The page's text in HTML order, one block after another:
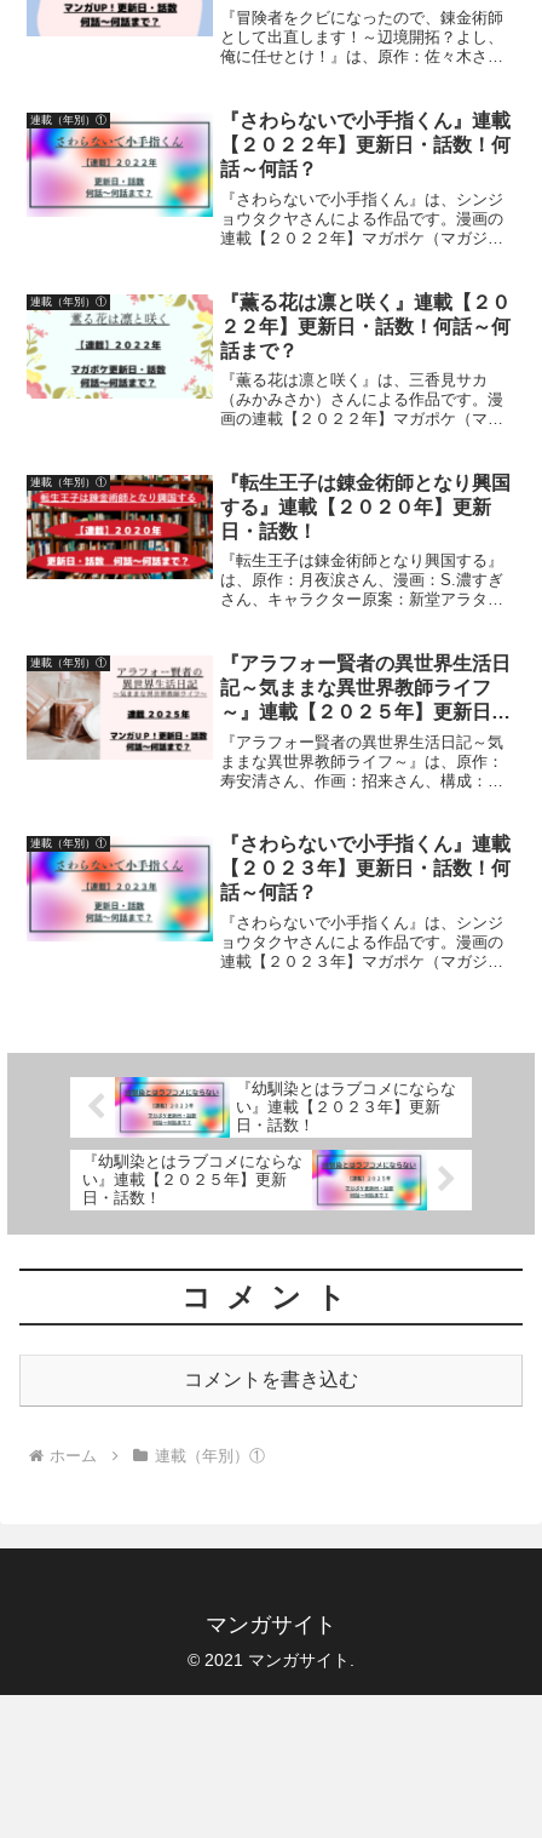
『冒険者をクビになったので、錬金術師
として出直します！～辺境開拓？よし、
俺に任せとけ！』は、原作：佐々木さざ
原案：あれっくすさんによる作品です。
漫画の連載【２０２３年】...
連載（年別）①
『さわらないで小手指くん』連載
【２０２２年】更新日・話数！何
話～何話？
『さわらないで小手指くん』は、シンジ
ョウタクヤさんによる作品です。漫画の
連載【２０２２年】マガポケ（マガジン
連載（年別）①
『薫る花は凛と咲く』連載【２０
２２年】更新日・話数！何話～何
話まで？
『薫る花は凛と咲く』は、三香見サカ
（みかみさか）さんによる作品です。漫
画の連載【２０２２年】マガポケ（マガ
連載（年別）①
『転生王子は錬金術師となり興国
する』連載【２０２０年】更新
日・話数！
『転生王子は錬金術師となり興国する』
は、原作：月夜涙さん、漫画：S.濃すぎ
さん、キャラクター原案：新堂アラタさ
て、詳しく紹介しています
連載（年別）①
『アラフォー賢者の異世界生活日
記～気ままな異世界教師ライフ
～』連載【２０２５年】更新日・
話数
『アラフォー賢者の異世界生活日記～気
ままな異世界教師ライフ～』は、原作：
寿安清さん、作画：招来さん、構成：西
です。漫画の連載状況【２０２５年】マ
ンガUP！更新日、話数に...
連載（年別）①
『さわらないで小手指くん』連載
【２０２３年】更新日・話数！何
話～何話？
『さわらないで小手指くん』は、シンジ
ョウタクヤさんによる作品です。漫画の
連載【２０２３年】マガポケ（マガジン
『幼馴染とはラブコメにならな
い』連載【２０２３年】更新
日・話数！
『幼馴染とはラブコメにならな
い』連載【２０２５年】更新
日・話数！
コメント
コメントを書き込む
ホーム 連載（年別）①
マンガサイト
© 2021 マンガサイト.